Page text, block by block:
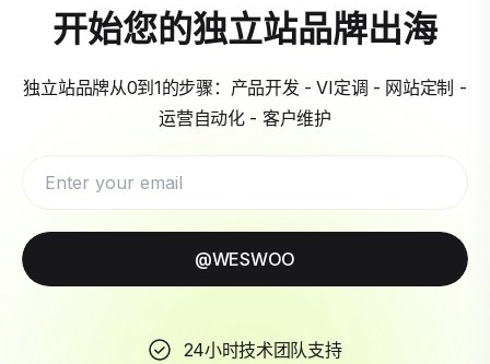
开始您的独立站品牌出海
独立站品牌从0到1的步骤：产品开发 - VI定调 - 网站定制 -
运营自动化 - 客户维护
@WESWOO
24小时技术团队支持